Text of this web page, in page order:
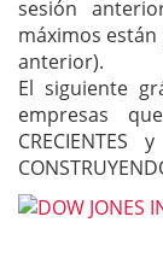
sesión
máximos
anterior).
El siguiente
empresas que